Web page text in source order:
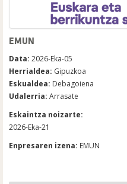
EMUN
Data: 2026-Eka-05
Herrialdea: Gipuzkoa
Eskualdea: Debagoiena
Udalerria: Arrasate
Eskaintza noizarte:
2026-Eka-21
Enpresaren izena: EMUN